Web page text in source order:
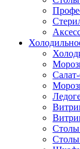
Столы
Столы